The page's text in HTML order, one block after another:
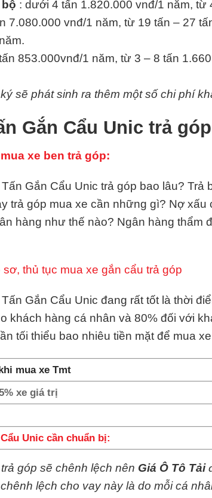
: dưới 4 tấn 1.820.000 vnđ/1 năm, từ
7.080.000 vnđ/1 năm, từ 19 tấn – 27
853.000vnđ/1 năm, từ 3 – 8 tấn
sẽ phát sinh ra thêm một số chi phí
Gắn Cẩu Unic trả
xe ben trả góp:
Gắn Cẩu Unic trả góp bao lâu?
trả góp mua xe cần những gì? Nợ
hàng như thế nào? Ngân hàng
sơ, thủ tục mua xe gắn cẩu trả góp
Gắn Cẩu Unic đang rất tốt là thời
khách hàng cá nhân và 80% đối với
tối thiểu bao nhiêu tiền mặt để mua
mua xe Tmt
xe giá trị
Unic cần chuẩn bị:
góp sẽ chênh lệch nên Giá Ô Tô Tải
lệch cho vay này là do mỗi cá